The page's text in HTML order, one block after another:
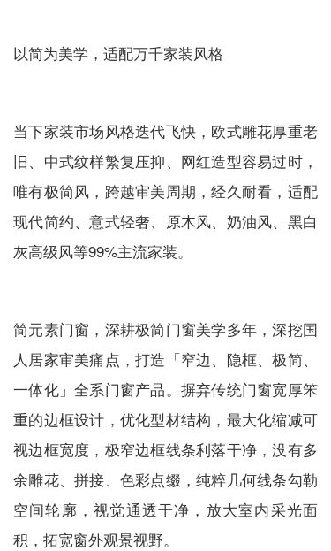
以简为美学，适配万千家装风格
当下家装市场风格迭代飞快，欧式雕花厚重老
旧、中式纹样繁复压抑、网红造型容易过时，
唯有极简风，跨越审美周期，经久耐看，适配
现代简约、意式轻奢、原木风、奶油风、黑白
灰高级风等99%主流家装。
简元素门窗，深耕极简门窗美学多年，深挖国
人居家审美痛点，打造「窄边、隐框、极简、
一体化」全系门窗产品。摒弃传统门窗宽厚笨
重的边框设计，优化型材结构，最大化缩减可
视边框宽度，极窄边框线条利落干净，没有多
余雕花、拼接、色彩点缀，纯粹几何线条勾勒
空间轮廓，视觉通透干净，放大室内采光面
积，拓宽窗外观景视野。